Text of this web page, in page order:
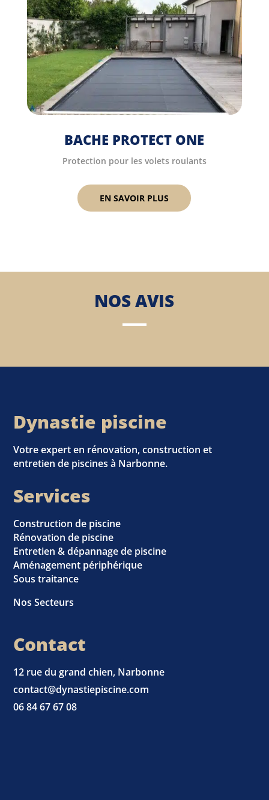
BACHE PROTECT ONE
Protection pour les volets roulants
EN SAVOIR PLUS
NOS AVIS
Dynastie piscine
Votre expert en rénovation, construction et
entretien de piscines à Narbonne.
Services
Construction de piscine
Rénovation de piscine
Entretien & dépannage de piscine
Aménagement périphérique
Sous traitance
Nos Secteurs
Contact
12 rue du grand chien, Narbonne
contact@dynastiepiscine.com
06 84 67 67 08